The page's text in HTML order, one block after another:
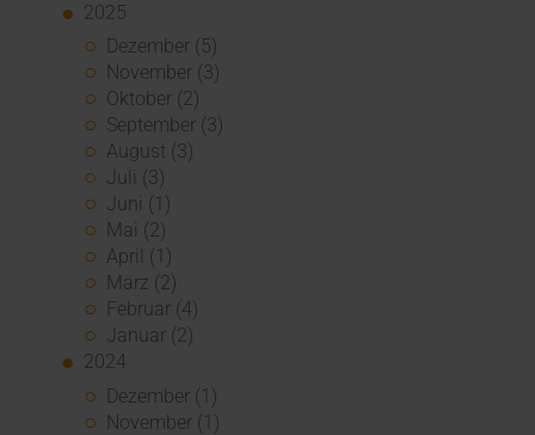
2025
Dezember (5)
November (3)
Oktober (2)
September (3)
August (3)
Juli (3)
Juni (1)
Mai (2)
April (1)
März (2)
Februar (4)
Januar (2)
2024
Dezember (1)
November (1)